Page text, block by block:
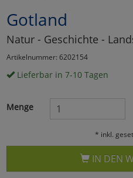
Gotland
Natur - Geschichte -
Artikelnummer: 6202154
Lieferbar in 7-10 Tagen
Menge
* inkl.
IN DEN
Marketing
Umfragetools
Cookies
Alle
Cookies